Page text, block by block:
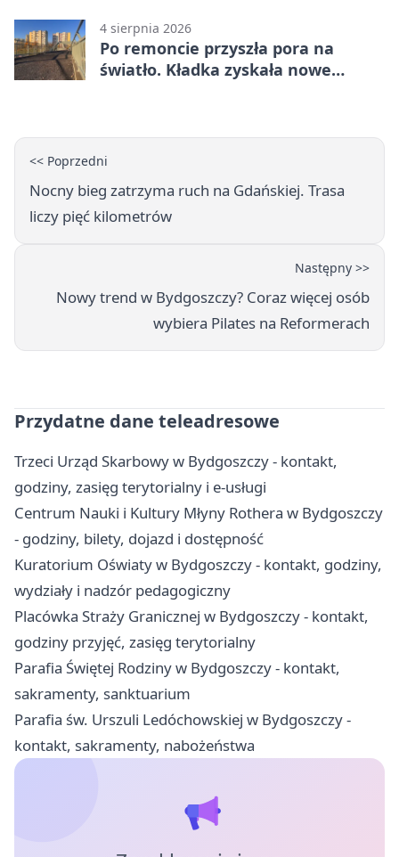
4 sierpnia 2026
Po remoncie przyszła pora na
światło. Kładka zyskała nowe
<< Poprzedni
Nocny bieg zatrzyma ruch na Gdańskiej. Trasa
liczy pięć kilometrów
Następny >>
Nowy trend w Bydgoszczy? Coraz więcej osób
wybiera Pilates na Reformerach
Przydatne dane teleadresowe
Trzeci Urząd Skarbowy w Bydgoszczy - kontakt,
godziny, zasięg terytorialny i e-usługi
Centrum Nauki i Kultury Młyny Rothera w Bydgoszczy
- godziny, bilety, dojazd i dostępność
Kuratorium Oświaty w Bydgoszczy - kontakt, godziny,
wydziały i nadzór pedagogiczny
Placówka Straży Granicznej w Bydgoszczy - kontakt,
godziny przyjęć, zasięg terytorialny
Parafia Świętej Rodziny w Bydgoszczy - kontakt,
sakramenty, sanktuarium
Parafia św. Urszuli Ledóchowskiej w Bydgoszczy -
kontakt, sakramenty, nabożeństwa